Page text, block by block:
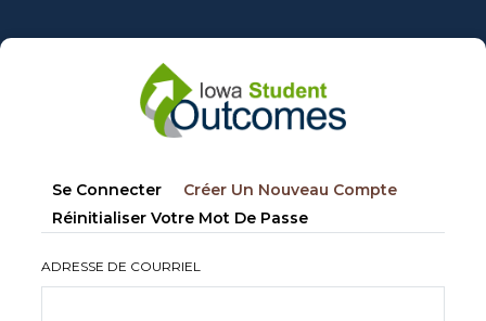
au
Onglets
principaux
Se Connecter Créer Un Nouveau Compte
Réinitialiser Votre Mot De Passe
ADRESSE DE COURRIEL